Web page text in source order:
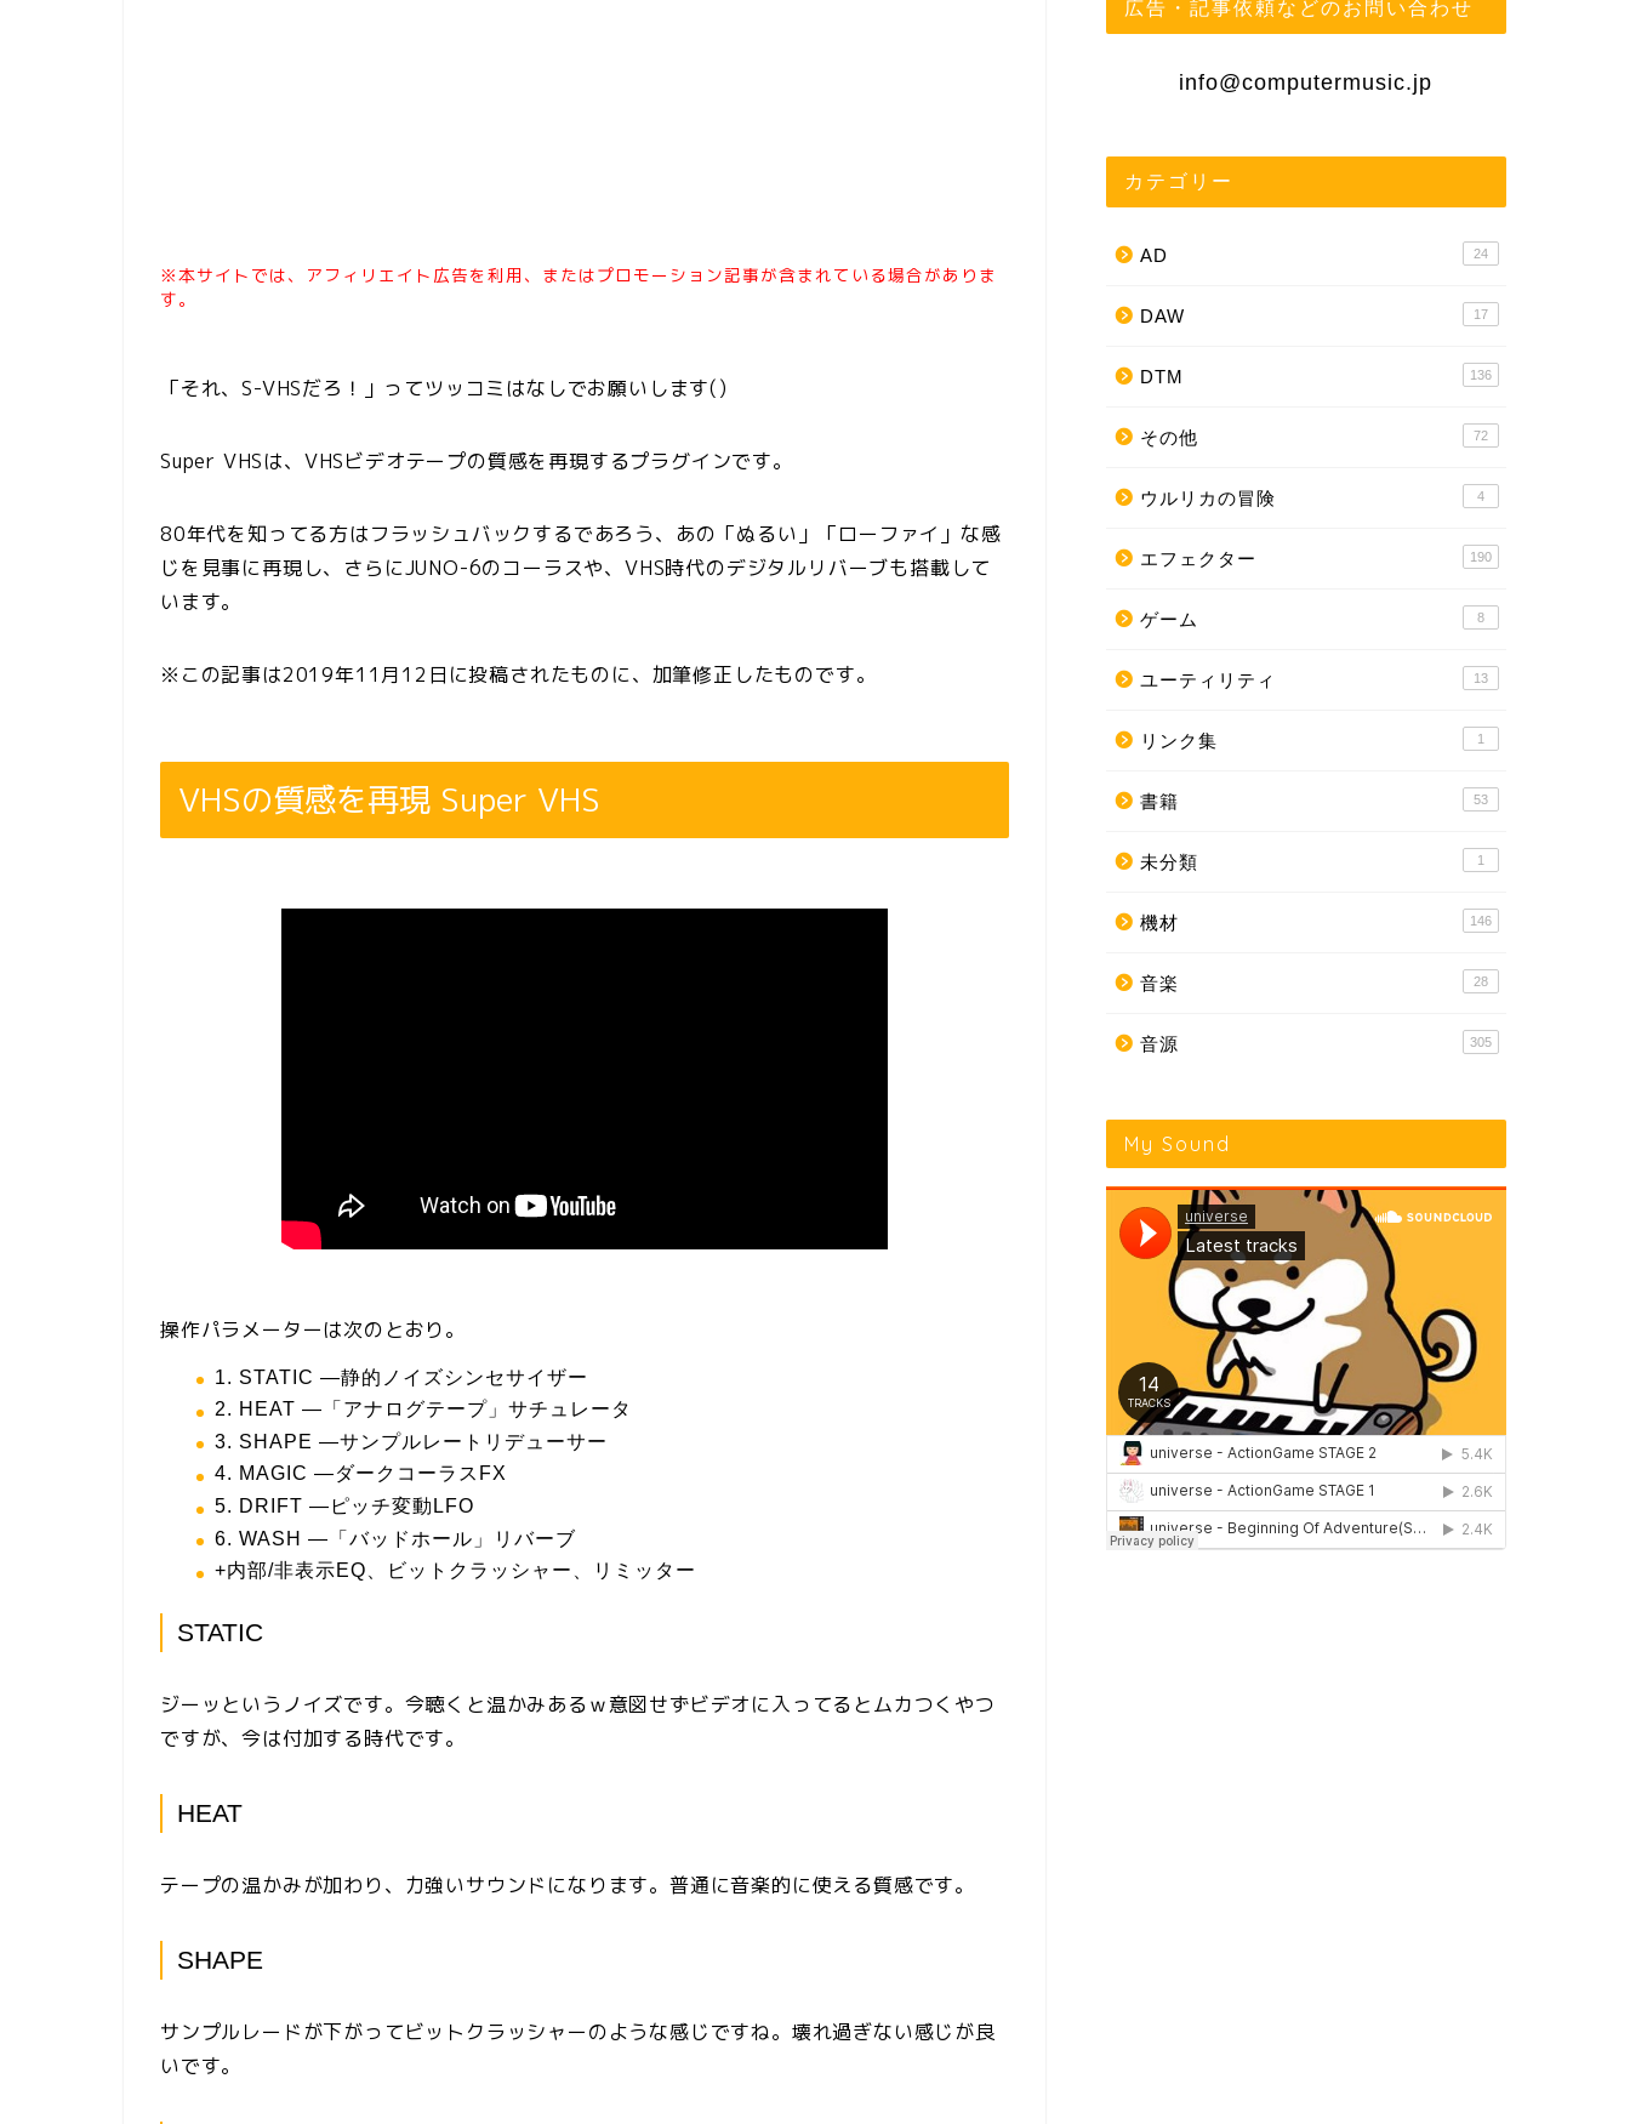
※本サイトでは、アフィリエイト広告を利用、またはプロモーション記事が含まれている場合がありま
す。
「それ、S-VHSだろ！」ってツッコミはなしでお願いします()
Super VHSは、VHSビデオテープの質感を再現するプラグインです。
80年代を知ってる方はフラッシュバックするであろう、あの「ぬるい」「ローファイ」な感
じを見事に再現し、さらにJUNO-6のコーラスや、VHS時代のデジタルリバーブも搭載して
います。
※この記事は2019年11月12日に投稿されたものに、加筆修正したものです。
VHSの質感を再現 Super VHS
操作パラメーターは次のとおり。
1. STATIC —静的ノイズシンセサイザー
2. HEAT —「アナログテープ」サチュレータ
3. SHAPE —サンプルレートリデューサー
4. MAGIC —ダークコーラスFX
5. DRIFT —ピッチ変動LFO
6. WASH —「バッドホール」リバーブ
+内部/非表示EQ、ビットクラッシャー、リミッター
STATIC
ジーッというノイズです。今聴くと温かみあるｗ意図せずビデオに入ってるとムカつくやつ
ですが、今は付加する時代です。
HEAT
テープの温かみが加わり、力強いサウンドになります。普通に音楽的に使える質感です。
SHAPE
サンプルレードが下がってビットクラッシャーのような感じですね。壊れ過ぎない感じが良
いです。
広告・記事依頼などのお問い合わせ
info@computermusic.jp
カテゴリー
AD 24
DAW 17
DTM 136
その他 72
ウルリカの冒険 4
エフェクター 190
ゲーム 8
ユーティリティ 13
リンク集 1
書籍 53
未分類 1
機材 146
音楽 28
音源 305
My Sound